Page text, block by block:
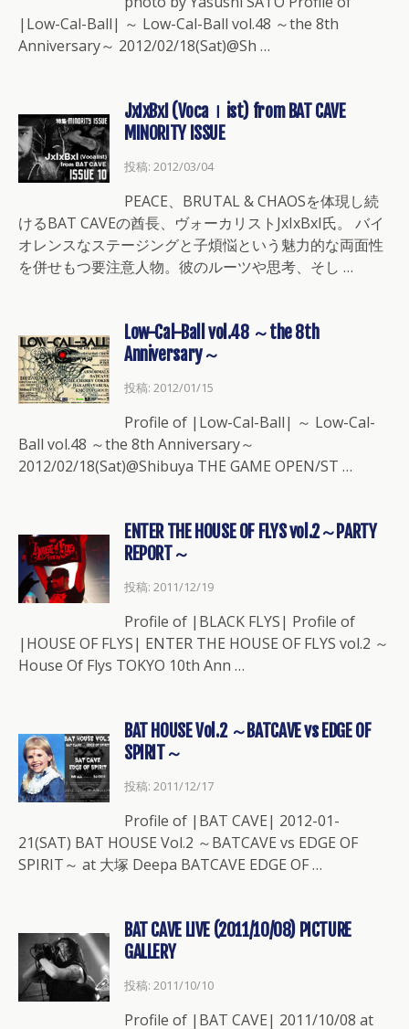
|Low-Cal-Ball| ～ Low-Cal-Ball vol.48 ～the 8th
Anniversary～ 2012/02/18(Sat)@Sh …
JxIxBxI (Vocaｌist) from BAT CAVE
MINORITY ISSUE
投稿: 2012/03/04
PEACE、BRUTAL & CHAOSを体現し続
けるBAT CAVEの酋長、ヴォーカリストJxIxBxI氏。 バイ
オレンスなステージングと子煩悩という魅力的な両面性
を併せもつ要注意人物。彼のルーツや思考、そし …
Low-Cal-Ball vol.48 ～the 8th
Anniversary～
投稿: 2012/01/15
Profile of |Low-Cal-Ball| ～ Low-Cal-
Ball vol.48 ～the 8th Anniversary～
2012/02/18(Sat)@Shibuya THE GAME OPEN/ST …
ENTER THE HOUSE OF FLYS vol.2～PARTY
REPORT～
投稿: 2011/12/19
Profile of |BLACK FLYS| Profile of
|HOUSE OF FLYS| ENTER THE HOUSE OF FLYS vol.2 ～
House Of Flys TOKYO 10th Ann …
BAT HOUSE Vol.2 ～BATCAVE vs EDGE OF
SPIRIT～
投稿: 2011/12/17
Profile of |BAT CAVE| 2012-01-
21(SAT) BAT HOUSE Vol.2 ～BATCAVE vs EDGE OF
SPIRIT～ at 大塚 Deepa BATCAVE EDGE OF …
BAT CAVE LIVE (2011/10/08) PICTURE
GALLERY
投稿: 2011/10/10
Profile of |BAT CAVE| 2011/10/08 at